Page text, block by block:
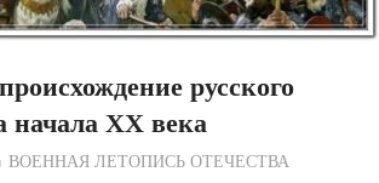
русского
начала ХХ века
Дежурный по Редакции
ВОЕННАЯ ЛЕТОПИСЬ ОТЕЧЕСТВА